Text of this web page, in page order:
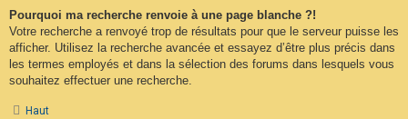
Pourquoi ma recherche renvoie à une page blanche ?!
Votre recherche a renvoyé trop de résultats pour que le serveur puisse les
afficher. Utilisez la recherche avancée et essayez d’être plus précis dans
les termes employés et dans la sélection des forums dans lesquels vous
souhaitez effectuer une recherche.
Haut